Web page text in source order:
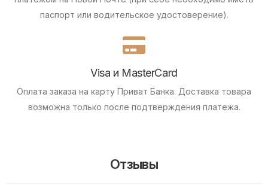
паспорт или водительское удостоверение).
Visa и MasterCard
Оплата заказа на карту Приват Банка. Доставка товара
возможна только после подтверждения платежа.
Отзывы